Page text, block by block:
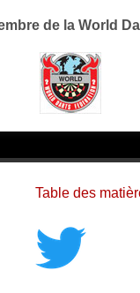
de la World
Table des